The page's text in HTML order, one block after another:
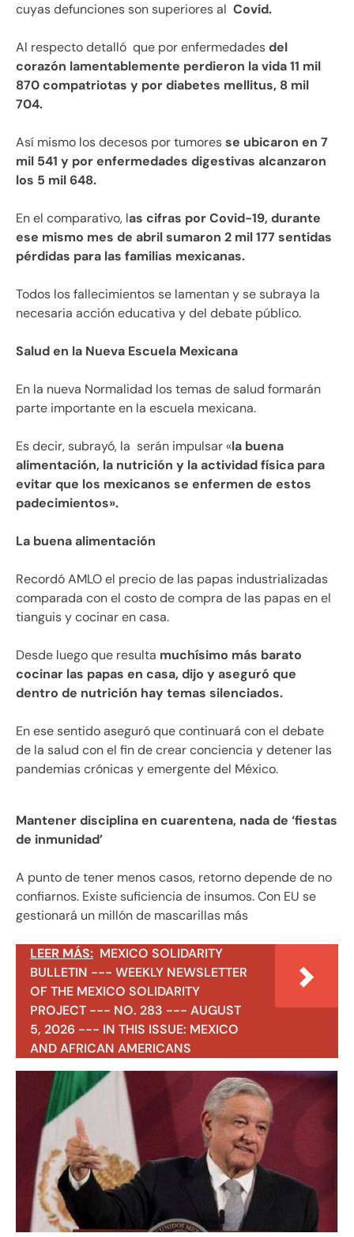
cuyas defunciones son superiores al Covid.
Al respecto detalló que por enfermedadesdel
corazón lamentablemente perdieron la vida 11 mil
870 compatriotas y por diabetes mellitus, 8 mil
704.
Así mismo los decesos por tumoresse ubicaron en 7
mil 541 y por enfermedades digestivas alcanzaron
los 5 mil 648.
En el comparativo, las cifras por Covid-19, durante
ese mismo mes de abril sumaron 2 mil 177 sentidas
pérdidas para las familias mexicanas.
Todos los fallecimientos se lamentan y se subraya la
necesaria acción educativa y del debate público.
Salud en la Nueva Escuela Mexicana
En la nueva Normalidad los temas de salud formarán
parte importante en la escuela mexicana.
Es decir, subrayó, la serán impulsar «la buena
alimentación, la nutrición y la actividad física para
evitar que los mexicanos se enfermen de estos
padecimientos».
La buena alimentación
Recordó AMLO el precio de las papas industrializadas
comparada con el costo de compra de las papas en el
tianguis y cocinar en casa.
Desde luego que resulta muchísimo más barato
cocinar las papas en casa, dijo y aseguró que
dentro de nutrición hay temas silenciados.
En ese sentido aseguró que continuará con el debate
de la salud con el fin de crear conciencia y detener las
pandemias crónicas y emergente del México.
Mantener disciplina en cuarentena, nada de ‘fiestas
de inmunidad’
A punto de tener menos casos, retorno depende de no
confiarnos. Existe suficiencia de insumos. Con EU se
gestionará un millón de mascarillas más
LEER MÁS: MEXICO SOLIDARITY
BULLETIN --- WEEKLY NEWSLETTER
OF THE MEXICO SOLIDARITY
PROJECT --- NO. 283 --- AUGUST
5, 2026 --- IN THIS ISSUE: MEXICO
AND AFRICAN AMERICANS